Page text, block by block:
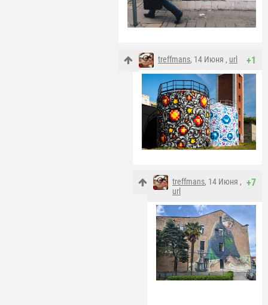
+1
treffmans, 14 Июня , url
+7
treffmans, 14 Июня ,
url